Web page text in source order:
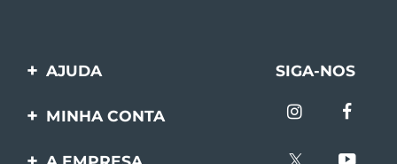
AJUDA
Entre em contato
SIGA-NOS
MINHA CONTA
Registro de produto